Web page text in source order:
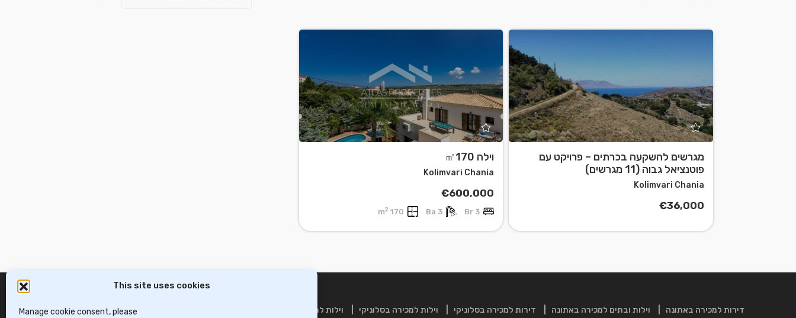
This site uses cookies
Manage cookie consent, please
Leaflet| ©OpenStreetMap
מגרשים להשקעה בכרתים – פרויקט עם
פוטנציאל גבוה (11 מגרשים)
Kolimvari Chania
€36,000
וילה ㎡170
Kolimvari Chania
€600,000
3 Br
3 Ba
170 m
2
דירות למכירה באתונה וילות ובתים למכירה באתונה דירות למכירה בסלוניקי וילות למכירה בסלוניקי וילות למכירה בכרתים